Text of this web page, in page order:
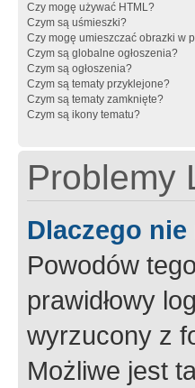
Czy mogę używać HTML?
Czym są uśmieszki?
Czy mogę umieszczać obrazki w
Czym są globalne ogłoszenia?
Czym są ogłoszenia?
Czym są tematy przyklejone?
Czym są tematy zamknięte?
Czym są ikony tematu?
Problemy
Dlaczego
Powodów
prawidłowy
wyrzucony z
Możliwe jest